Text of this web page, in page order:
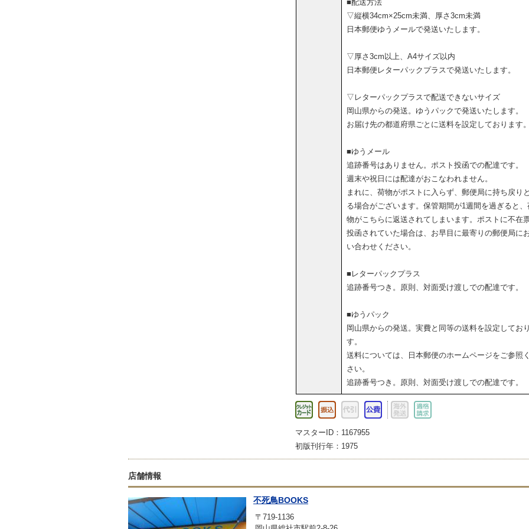
■配送方法
▽縦横34cm×25cm未満、厚さ3cm未満
日本郵便ゆうメールで発送いたします。
▽厚さ3cm以上、A4サイズ以内
日本郵便レターパックプラスで発送いたします。
▽レターパックプラスで配送できないサイズ
岡山県からの発送。ゆうパックで発送いたします。
お届け先の都道府県ごとに送料を設定しております。
■ゆうメール
追跡番号はありません。ポスト投函での配達です。
週末や祝日には配達がおこなわれません。
まれに、荷物がポストに入らず、郵便局に持ち戻り
る場合がございます。保管期間が1週間を過ぎると、
物がこちらに返送されてしまいます。ポストに不在
投函されていた場合は、お早目に最寄りの郵便局に
い合わせください。
■レターパックプラス
追跡番号つき。原則、対面受け渡しでの配達です。
■ゆうパック
岡山県からの発送。実費と同等の送料を設定してお
す。
送料については、日本郵便のホームページをご参照
さい。
追跡番号つき。原則、対面受け渡しでの配達です。
マスターID：1167955
初版刊行年：1975
店舗情報
不死鳥BOOKS
〒719-1136